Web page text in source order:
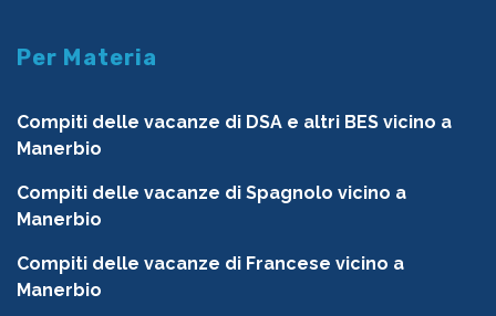
Per Materia
Compiti delle vacanze di DSA e altri BES vicino a
Manerbio
Compiti delle vacanze di Spagnolo vicino a
Manerbio
Compiti delle vacanze di Francese vicino a
Manerbio